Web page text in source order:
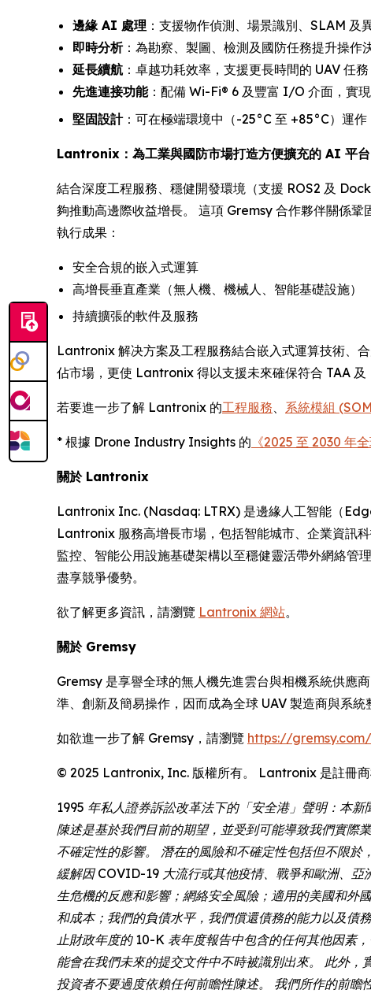
邊緣 AI 處理 ：支援物作偵測、場景識別、SLAM 及
即時分析：為勘察、製圖、檢測及國防任務提升操作
延長續航 ：卓越功耗效率，支援更長時間的 UAV 任務
先進連接功能：配備 Wi-Fi® 6 及豐富 I/O 介面，實
堅固設計：可在極端環境中（-25°C 至 +85°C）運作
Lantronix：為工業與國防市場打造方便擴充的 AI 平台
結合深度工程服務、穩健開發環境（支援 ROS2 及
夠推動高邊際收益增長。 這項 Gremsy 合作夥伴關係
執行成果：
安全合規的嵌入式運算
高增長垂直產業（無人機、機械人、智能基礎設施）
持續擴張的軟件及服務
Lantronix 解决方案及工程服務結合嵌入式運算技術、
佔市場，更使 Lantronix 得以支援未來確保符合 TAA 及
若要進一步了解 Lantronix 的工程服務、 系統模組
* 根據 Drone Industry Insights 的 《2025 至 2030 年
關於 Lantronix
Lantronix Inc. (Nasdaq: LTRX) 是邊緣人工智能（
Lantronix 服務高增長市場，包括智能城市、企業資訊
監控、智能公用設施基礎架構以至穩健靈活帶外網絡
盡享競爭優勢。
欲了解更多資訊，請瀏覽 Lantronix 網站。
關於 Gremsy
Gremsy 是享譽全球的無人機先進雲台與相機系統供應
準、創新及簡易操作，因而成為全球 UAV 製造商與系統
如欲進一步了解 Gremsy，請瀏覽 https://gremsy.com/
© 2025 Lantronix, Inc. 版權所有。 Lantronix 是註冊商
1995 年私人證券訴訟改革法下的「安全港」聲明：本
陳述是基於我們目前的期望，並受到可能導致我們實際
不確定性的影響。 潛在的風險和不確定性包括但不限
緩解因 COVID-19 大流行或其他疫情、戰爭和歐洲、
生危機的反應和影響；網絡安全風險；適用的美國和外
和成本；我們的負債水平，我們償還債務的能力以及債
止財政年度的 10-K 表年度報告中包含的任何其他因素
能會在我們未來的提交文件中不時被識別出來。 此外
投資者不要過度依賴任何前瞻性陳述。 我們所作的前